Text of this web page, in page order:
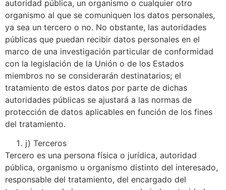
autoridad pública, un organismo o cualquier otro
organismo al que se comuniquen los datos personales,
ya sea un tercero o no. No obstante, las autoridades
públicas que puedan recibir datos personales en el
marco de una investigación particular de conformidad
con la legislación de la Unión o de los Estados
miembros no se considerarán destinatarios; el
tratamiento de estos datos por parte de dichas
autoridades públicas se ajustará a las normas de
protección de datos aplicables en función de los fines
del tratamiento.
j) Terceros
Tercero es una persona física o jurídica, autoridad
pública, organismo u organismo distinto del interesado,
responsable del tratamiento, del encargado del